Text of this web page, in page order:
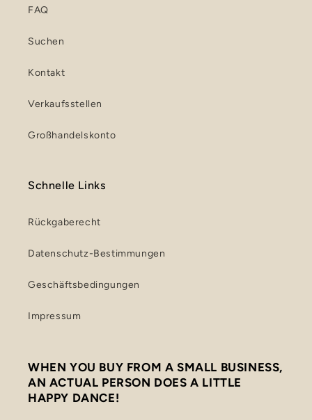
FAQ
Suchen
Kontakt
Verkaufsstellen
Großhandelskonto
Schnelle Links
Rückgaberecht
Datenschutz-Bestimmungen
Geschäftsbedingungen
Impressum
WHEN YOU BUY FROM A SMALL BUSINESS,
AN ACTUAL PERSON DOES A LITTLE
HAPPY DANCE!